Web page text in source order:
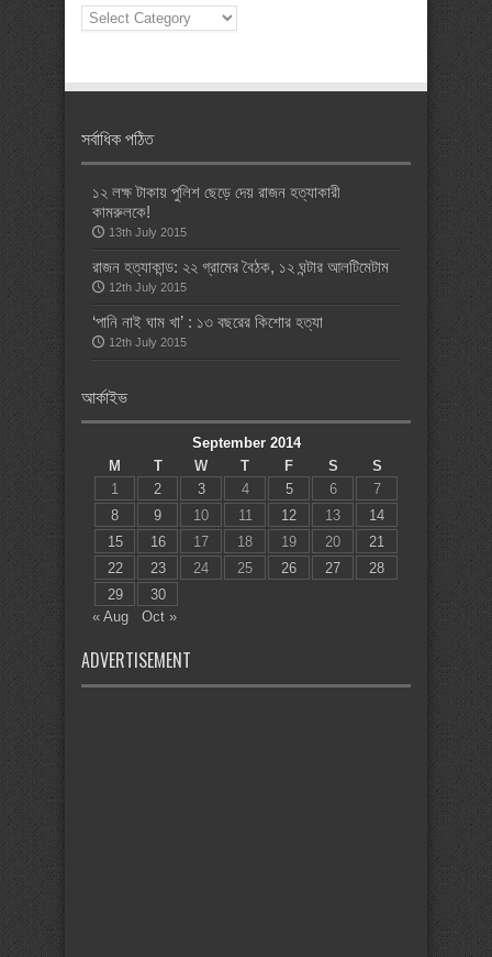
News
Categories
সর্বাধিক পঠিত
১২ লক্ষ টাকায় পুলিশ ছেড়ে দেয় রাজন হত্যাকারী
কামরুলকে!
13th July 2015
রাজন হত্যাকান্ড: ২২ গ্রামের বৈঠক, ১২ ঘন্টার আলটিমেটাম
12th July 2015
‘পানি নাই ঘাম খা’ : ১৩ বছরের কিশোর হত্যা
12th July 2015
আর্কাইভ
September 2014
M
T W T F S
S
1
2 3 4 5 6
7
8
9 10 11 12 13
14
15
16 17 18 19 20
21
22
23 24 25 26 27
28
29
30
« Aug
Oct »
ADVERTISEMENT